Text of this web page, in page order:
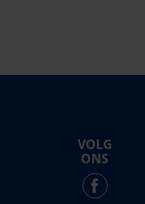
VOLG
ONS